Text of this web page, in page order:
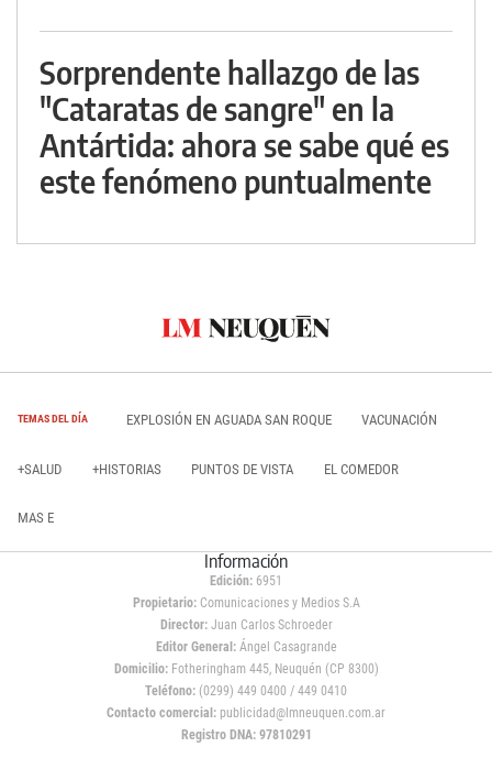
Sorprendente hallazgo de las
"Cataratas de sangre" en la
Antártida: ahora se sabe qué es
este fenómeno puntualmente
TEMAS DEL DÍA EXPLOSIÓN EN AGUADA SAN ROQUE VACUNACIÓN
+SALUD +HISTORIAS PUNTOS DE VISTA EL COMEDOR
MAS E
Información
Edición: 6951
Propietario:Comunicaciones y Medios S.A
Director: Juan Carlos Schroeder
Editor General:Ángel Casagrande
Domicilio:Fotheringham 445, Neuquén (CP 8300)
Teléfono: (0299) 449 0400 / 449 0410
Contacto comercial: publicidad@lmneuquen.com.ar
Registro DNA: 97810291